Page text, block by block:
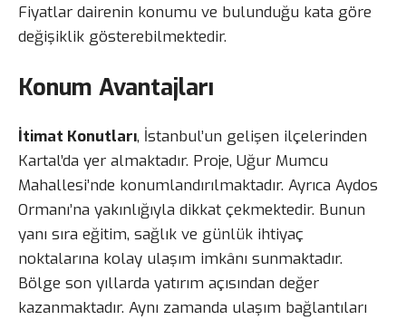
Fiyatlar dairenin konumu ve bulunduğu kata göre
değişiklik gösterebilmektedir.
Konum Avantajları
İtimat Konutları, İstanbul’un gelişen ilçelerinden
Kartal’da yer almaktadır. Proje, Uğur Mumcu
Mahallesi’nde konumlandırılmaktadır. Ayrıca Aydos
Ormanı’na yakınlığıyla dikkat çekmektedir. Bunun
yanı sıra eğitim, sağlık ve günlük ihtiyaç
noktalarına kolay ulaşım imkânı sunmaktadır.
Bölge son yıllarda yatırım açısından değer
kazanmaktadır. Aynı zamanda ulaşım bağlantıları